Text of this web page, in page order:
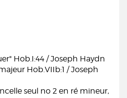
Hob.I:44 / Joseph Haydn
Hob.VIIb:1 / Joseph
seul no 2 en ré mineur,